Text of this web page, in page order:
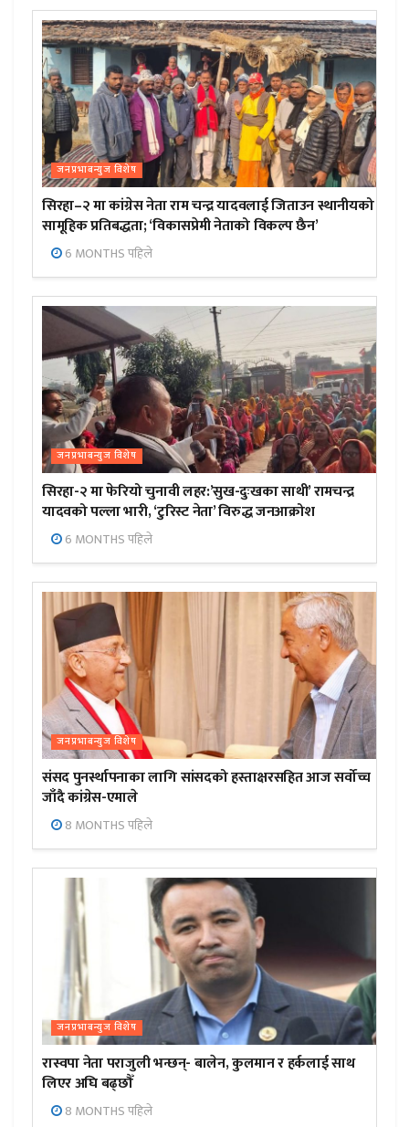
जनप्रभाबन्युज विशेष
सिरहा–२ मा कांग्रेस नेता राम चन्द्र यादवलाई जिताउन स्थानीयको
सामूहिक प्रतिबद्धता; ‘विकासप्रेमी नेताको विकल्प छैन’
6 MONTHS पहिले
जनप्रभाबन्युज विशेष
सिरहा-२ मा फेरियो चुनावी लहर:’सुख-दुःखका साथी’ रामचन्द्र
यादवको पल्ला भारी, ‘टुरिस्ट नेता’ विरुद्ध जनआक्रोश
6 MONTHS पहिले
जनप्रभाबन्युज विशेष
संसद पुनर्स्थापनाका लागि सांसदको हस्ताक्षरसहित आज सर्वोच्च
जाँदै कांग्रेस-एमाले
8 MONTHS पहिले
जनप्रभाबन्युज विशेष
रास्वपा नेता पराजुली भन्छन्- बालेन, कुलमान र हर्कलाई साथ
लिएर अघि बढ्छौँ
8 MONTHS पहिले